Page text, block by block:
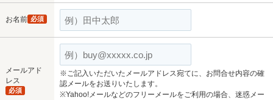
お名前 必須
メールアド
レス
必須
※ご記入いただいたメールアドレス宛てに、お問合せ内容の確
認メールをお送りいたします。
※Yahoo!メールなどのフリーメールをご利用の場合、迷惑メー